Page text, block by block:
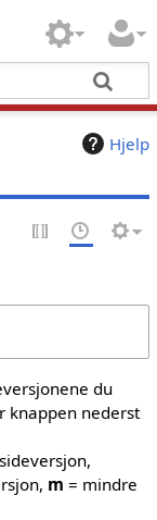
Hjelp
du
knappen nederst
m = mindre